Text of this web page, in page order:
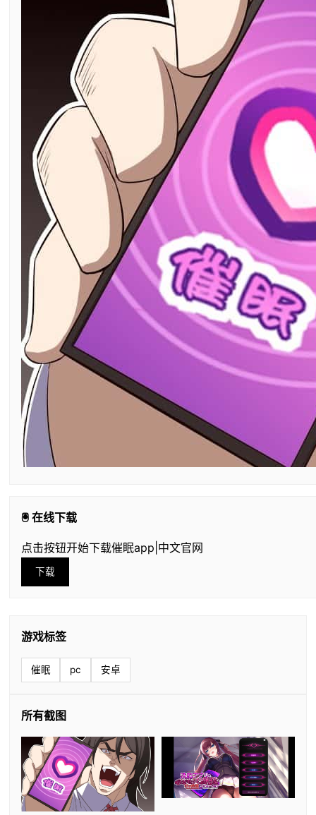
🖲️ 在线下载
点击按钮开始下载催眠app|中文官网
下载
游戏标签
催眠 pc 安卓
所有截图